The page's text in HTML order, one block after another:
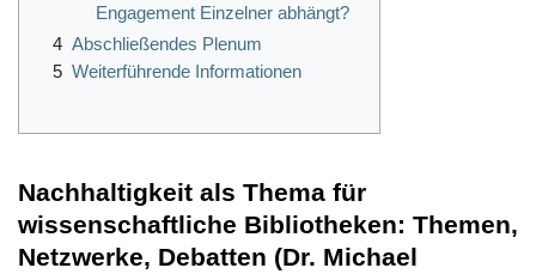
Engagement Einzelner abhängt?
4 Abschließendes Plenum
5 Weiterführende Informationen
Nachhaltigkeit als Thema für
wissenschaftliche Bibliotheken: Themen,
Netzwerke, Debatten (Dr. Michael